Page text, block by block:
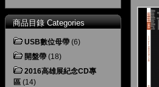
商品目錄 Categories
USB數位母帶 (6)
開盤帶 (18)
2016高雄展紀念CD專
區 (14)